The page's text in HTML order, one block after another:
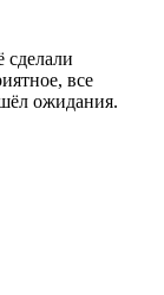
сделали
все
ожидания.